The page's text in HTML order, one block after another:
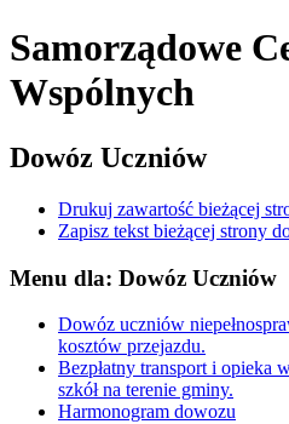
Samorządowe
Wspólnych
Dowóz Uczniów
Drukuj zawartość bieżącej
Zapisz tekst bieżącej strony
Menu dla: Dowóz Uczniów
Dowóz uczniów
kosztów przejazdu.
Bezpłatny transport i opieka
szkół na terenie gminy.
Harmonogram dowozu